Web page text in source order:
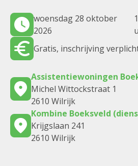
woensdag 28 oktober
2026
Gratis, inschrijving
Assistentiewoningen
Michel Wittockstraat 1
2610 Wilrijk
Kombine Boeksveld
Krijgslaan 241
2610 Wilrijk